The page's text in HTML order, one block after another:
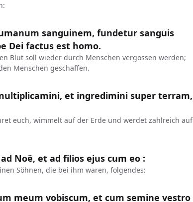
sanguinem, fundetur sanguis
Dei factus est homo.
Blut soll wieder durch Menschen vergossen werden;
Menschen geschaffen.
et ingredimini super terram,
euch, wimmelt auf der Erde und werdet zahlreich auf
Noë, et ad filios ejus cum eo :
Söhnen, die bei ihm waren, folgendes:
meum vobiscum, et cum semine vestro